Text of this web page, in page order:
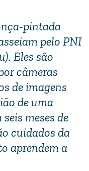
pintada
pelo PNI
Eles são
câmeras
de imagens
de uma
meses de
cuidados da
aprendem a